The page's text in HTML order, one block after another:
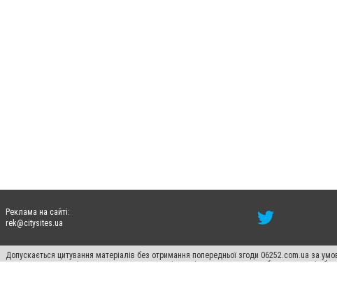
Реклама на сайті:
rek@citysites.ua
Допускається цитування матеріалів без отримання попередньої згоди 06252.com.ua за
пошукових систем гіперпосилання на цитовані статті не нижче другого абзацу в тексті